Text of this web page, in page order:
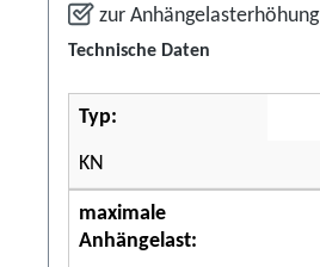
zur Anhängelasterhöhung
Technische Daten
Typ:
KN
maximale
Anhängelast: